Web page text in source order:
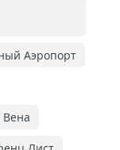
Аэропорт